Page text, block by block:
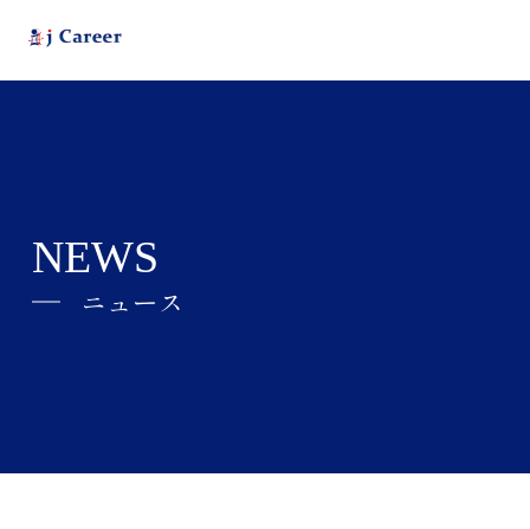
j Careerとは
NEWS
ニュース